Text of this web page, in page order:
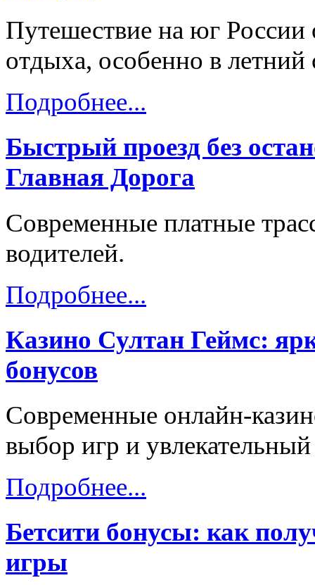
Путешествие на юг России
отдыха, особенно в летний
Подробнее...
Быстрый проезд без
Главная Дорога
Современные платные
водителей.
Подробнее...
Казино Султан Геймс:
бонусов
Современные онлайн-
выбор игр и
Подробнее...
Бетсити бонусы: как
игры